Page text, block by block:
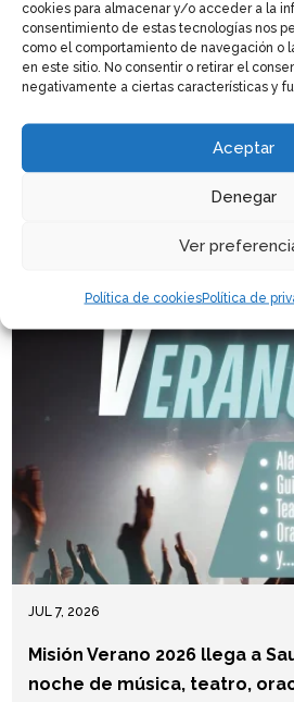
cookies para almacenar y/o acceder a la
consentimiento de estas tecnologías nos
como el comportamiento de navegación o
en este sitio. No consentir o retirar el
negativamente a ciertas características y
Aceptar
Denegar
Ver
Política de cookiesPolítica de
Saucelle volverá a disfrutar
Cultura» con teatro, música y
JUL 7, 2026
Misión Verano 2026 llega a
noche de música, teatro,